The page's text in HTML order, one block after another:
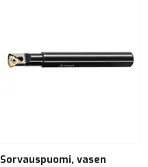
Sorvauspuomi, vasen